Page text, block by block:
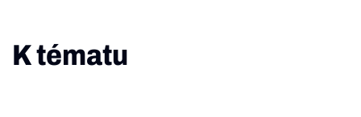
K tématu